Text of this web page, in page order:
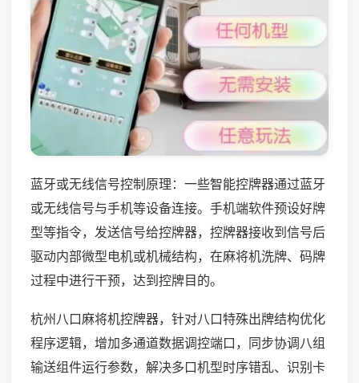
蓝牙或无线信号控制原理：一些智能控牌器通过蓝牙
或无线信号与手机等设备连接。手机端软件预设好牌
型等指令，发送信号给控牌器，控牌器接收到信号后
驱动内部微型电机或机械结构，在麻将机洗牌、码牌
过程中进行干预，达到控牌目的。
杭州八口麻将机控牌器，针对八口特殊出牌结构优化
程序逻辑，增加多通道数据调控端口，同步协调八组
输送组件运行参数，解决多口机型时序错乱、识别卡